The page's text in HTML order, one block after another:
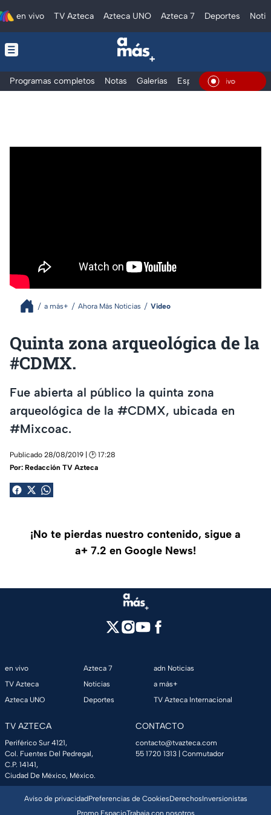
en vivo TV Azteca Azteca UNO Azteca 7 Deportes
Programas completos Notas Galerías EspecialesEn Vivo
a más+ Ahora Más Noticias Video
Quinta zona arqueológica de la
#CDMX.
Fue abierta al público la quinta zona
arqueológica de la #CDMX, ubicada en
#Mixcoac.
Publicado 28/08/2019 | 🕑 17:28
Por: Redacción TV Azteca
¡No te pierdas nuestro contenido, sigue a
a+ 7.2 en Google News!
en vivo
TV Azteca
Azteca UNO
Azteca 7
Noticias
Deportes
adn Noticias
a más+
TV Azteca Internacional
TV AZTECA
Periférico Sur 4121,
Col. Fuentes Del Pedregal,
C.P. 14141,
Ciudad De México, México.
CONTACTO
contacto@tvazteca.com
55 1720 1313 | Conmutador
Aviso de privacidadPreferencias de CookiesDerechosInversionistas
Promo EspacioTrabaja con nosotros